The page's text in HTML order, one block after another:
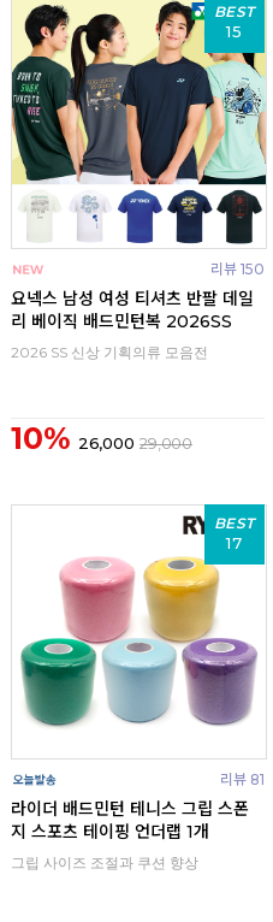
BEST
15
리뷰 150
요넥스 남성 여성 티셔츠 반팔 데일
리 베이직 배드민턴복 2026SS
2026 SS 신상 기획의류 모음전
10% 26,000 29,000
BEST
17
리뷰 81
라이더 배드민턴 테니스 그립 스폰
지 스포츠 테이핑 언더랩 1개
그립 사이즈 조절과 쿠션 향상